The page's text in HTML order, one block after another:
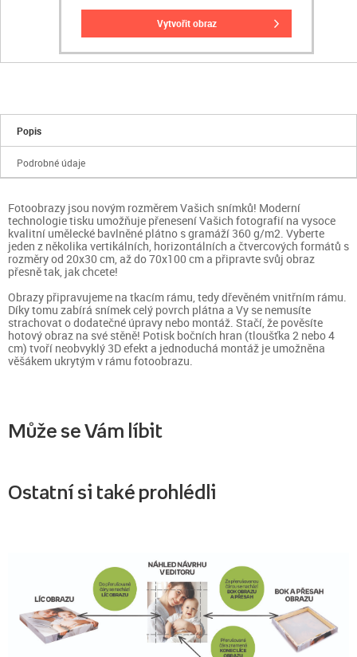
vytvořit obraz
Popis
Podrobné údaje
Fotoobrazy jsou novým rozměrem Vašich snímků! Moderní
technologie tisku umožňuje přenesení Vašich fotografií na vysoce
kvalitní umělecké bavlněné plátno s gramáží 360 g/m2. Vyberte
jeden z několika vertikálních, horizontálních a čtvercových formátů s
rozměry od 20x30 cm, až do 70x100 cm a připravte svůj obraz
přesně tak, jak chcete!
Obrazy připravujeme na tkacím rámu, tedy dřevěném vnitřním rámu.
Díky tomu zabírá snímek celý povrch plátna a Vy se nemusíte
strachovat o dodatečné úpravy nebo montáž. Stačí, že pověsíte
hotový obraz na své stěně! Potisk bočních hran (tloušťka 2 nebo 4
cm) tvoří neobvyklý 3D efekt a jednoduchá montáž je umožněna
věšákem ukrytým v rámu fotoobrazu.
Může se Vám líbit
Ostatní si také prohlédli